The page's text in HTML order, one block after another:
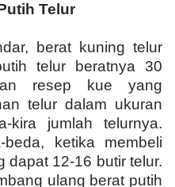
Telur
berat kuning telur
telur beratnya 30
resep kue yang
telur dalam ukuran
kira jumlah telurnya.
ketika membeli
dapat 12-16 butir telur.
ulang berat putih